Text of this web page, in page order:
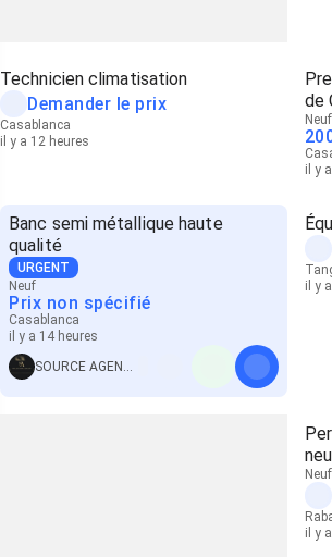
Technicien climatisation
Demander le prix
Casablanca
il y a 12 heures
de
Neuf
il y
Banc semi métallique haute
qualité
URGENT
Neuf
Prix non spécifié
Casablanca
il y a 14 heures
il y
Neuf
il y